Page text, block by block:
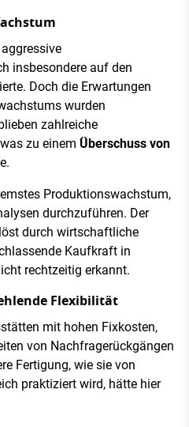
insbesondere auf den
Doch die Erwartungen
wurden
zahlreiche
zu einem Überschuss von
Produktionswachstum,
durchzuführen. Der
durch wirtschaftliche
Kaufkraft in
rechtzeitig erkannt.
Flexibilität
mit hohen Fixkosten,
von Nachfragerückgängen
Fertigung, wie sie von
praktiziert wird, hätte hier